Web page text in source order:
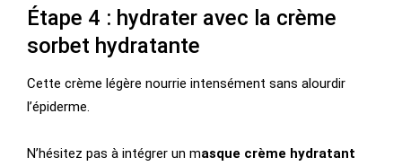
Étape 4 : hydrater avec la crème
sorbet hydratante
Cette crème légère nourrie intensément sans alourdir
l’épiderme.
N’hésitez pas à intégrer un masque crème hydratant